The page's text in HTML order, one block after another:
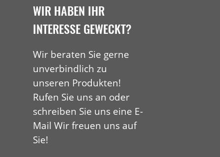
WIR HABEN IHR
INTERESSE GEWECKT?
Wir beraten Sie gerne
unverbindlich zu
unseren Produkten!
Rufen Sie uns an oder
schreiben Sie uns eine E-
Mail Wir freuen uns auf
Sie!